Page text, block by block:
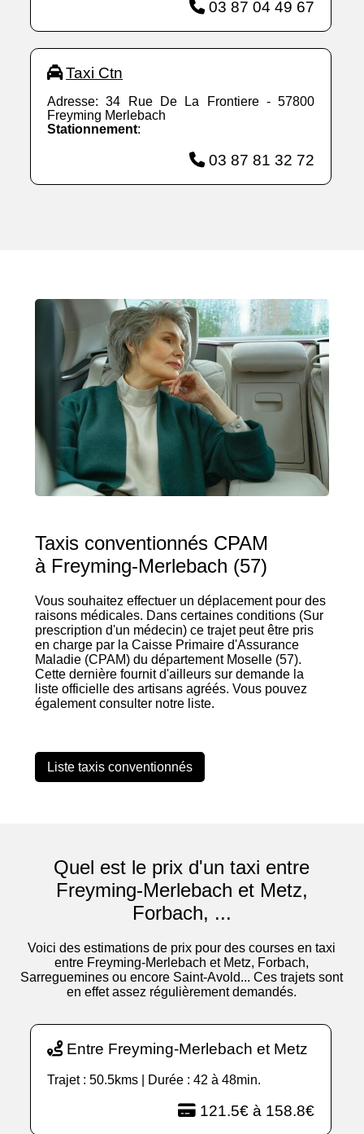
03 87 04 49 67
Taxi Ctn
Adresse: 34 Rue De La Frontiere - 57800
Freyming Merlebach
Stationnement:
03 87 81 32 72
Taxis conventionnés CPAM
à Freyming-Merlebach (57)
Vous souhaitez effectuer un déplacement pour des
raisons médicales. Dans certaines conditions (Sur
prescription d'un médecin) ce trajet peut être pris
en charge par la Caisse Primaire d'Assurance
Maladie (CPAM) du département Moselle (57).
Cette dernière fournit d'ailleurs sur demande la
liste officielle des artisans agréés. Vous pouvez
également consulter notre liste.
Liste taxis conventionnés
Quel est le prix d'un taxi entre
Freyming-Merlebach et Metz,
Forbach, ...
Voici des estimations de prix pour des courses en taxi
entre Freyming-Merlebach et Metz, Forbach,
Sarreguemines ou encore Saint-Avold... Ces trajets sont
en effet assez régulièrement demandés.
Entre Freyming-Merlebach et Metz
Trajet : 50.5kms | Durée : 42 à 48min.
121.5€ à 158.8€